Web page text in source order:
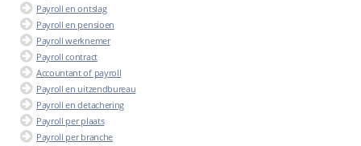
Payroll en ontslag
Payroll en pensioen
Payroll werknemer
Payroll contract
Accountant of payroll
Payroll en uitzendbureau
Payroll en detachering
Payroll per plaats
Payroll per branche